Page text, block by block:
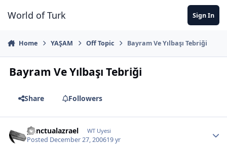
World of Turk Sign In
Home YAŞAM Off Topic Bayram Ve Yılbaşı Tebriği
Bayram Ve Yılbaşı Tebriği
Share Followers
punctualazrael WT Uyesi
Posted December 27, 200619 yr